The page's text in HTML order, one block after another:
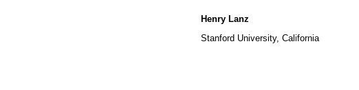
Henry Lanz
Stanford University, California